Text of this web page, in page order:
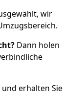
wir
Dann holen
erhalten Sie